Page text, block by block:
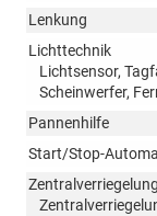
Lenkung
Lichttechnik
Lichtsensor,
Scheinwerfer,
Pannenhilfe
Start/Stop-
Zentralverriegelung